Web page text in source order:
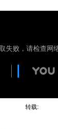
转载: